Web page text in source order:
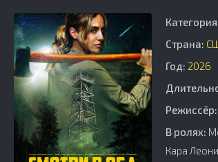
Страна:
Год: 2026
Режиссёр:
В ролях:
Кара